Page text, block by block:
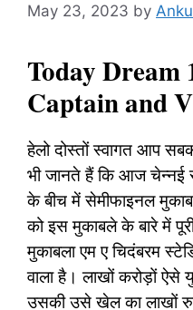
May 23, 2023 by
Today Dream
Captain and
हेलो दोस्तों स्वागत आप
भी जानते हैं कि आज चेन्नई
के बीच में सेमीफाइनल
को इस मुकाबले के बारे में पूरी
मुकाबला एम ए चिदंबरम
वाला है। लाखों करोड़ों
उसकी उसे खेल का लाखों